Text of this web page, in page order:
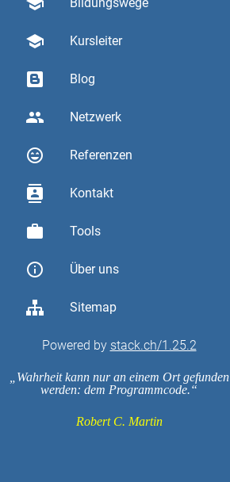
school Kursleiter
Blog
group Netzwerk
sentiment_very_satisfied Referenzen
contacts Kontakt
work Tools
info_outline Über uns
Sitemap
Powered by stack.ch/1.25.2
Wahrheit kann nur an einem Ort gefunden
werden: dem Programmcode.
Robert C. Martin